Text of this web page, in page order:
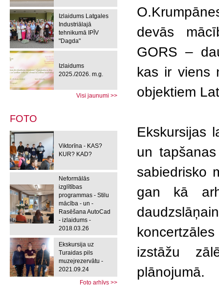
Izlaidums Latgales
Industriālajā
tehnikumā IPĪV
"Dagda"
Izlaidums
2025./2026. m.g.
Visi jaunumi >>
FOTO
Viktorīna - KAS?
KUR? KAD?
Neformālās
izglītības
programmas - Stilu
mācība - un -
Rasēšana AutoCad
- izlaidums -
2018.03.26
Ekskursija uz
Turaidas pils
muzejrezervātu -
2021.09.24
Foto arhīvs >>
devās
GORS –
kas ir viens
objektiem
Ekskursijas
un
sabiedrisko
gan kā
izstāžu
plānojumā.